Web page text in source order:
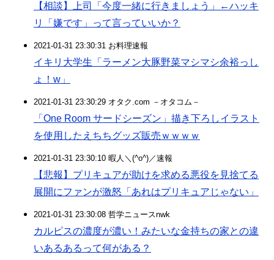
【相談】上司「今度一緒に行きましょう」←ハッキ
リ「嫌です」って言っていいか？
2021-01-31 23:30:31 お料理速報
イキリ大学生「ラーメン大豚野菜マシマシ余裕っし
ょ！w」
2021-01-31 23:30:29 オタク.com －オタコム－
「One Room サードシーズン」描き下ろしイラスト
を使用したえちちグッズ販売ｗｗｗｗ
2021-01-31 23:30:10 暇人＼(^o^)／速報
【悲報】プリキュアが助けを求める悪役を見捨てる
展開にファンが激怒「あれはプリキュアじゃない」
2021-01-31 23:30:08 哲学ニュースnwk
カルピスの濃度が濃い！みたいな金持ちの家との違
いあるあるって何がある？